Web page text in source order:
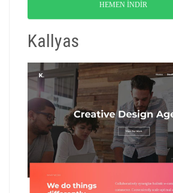
HEMEN İNDİR
Kallyas